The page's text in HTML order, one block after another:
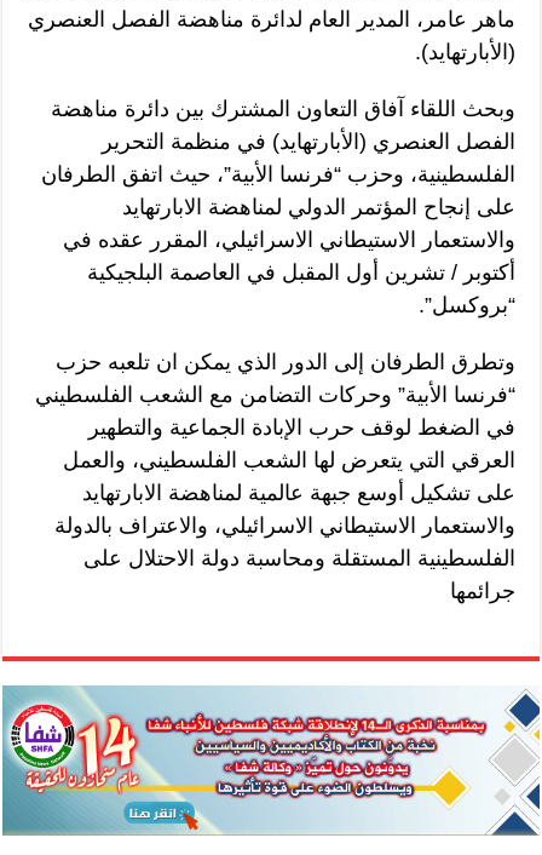
ماهر عامر، المدير العام لدائرة مناهضة الفصل العنصري
(الأبارتهايد).
وبحث اللقاء آفاق التعاون المشترك بين دائرة مناهضة
الفصل العنصري (الأبارتهايد) في منظمة التحرير
الفلسطينية، وحزب “فرنسا الأبية”، حيث اتفق الطرفان
على إنجاح المؤتمر الدولي لمناهضة الابارتهايد
والاستعمار الاستيطاني الاسرائيلي، المقرر عقده في
أكتوبر / تشرين أول المقبل في العاصمة البلجيكية
“بروكسل”.
وتطرق الطرفان إلى الدور الذي يمكن ان تلعبه حزب
“فرنسا الأبية” وحركات التضامن مع الشعب الفلسطيني
في الضغط لوقف حرب الإبادة الجماعية والتطهير
العرقي التي يتعرض لها الشعب الفلسطيني، والعمل
على تشكيل أوسع جبهة عالمية لمناهضة الابارتهايد
والاستعمار الاستيطاني الاسرائيلي، والاعتراف بالدولة
الفلسطينية المستقلة ومحاسبة دولة الاحتلال على
جرائمها